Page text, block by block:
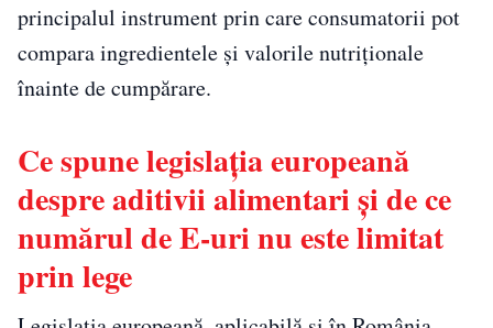
principalul instrument prin care consumatorii pot
compara ingredientele și valorile nutriționale
înainte de cumpărare.
Ce spune legislația europeană
despre aditivii alimentari și de ce
numărul de E-uri nu este limitat
prin lege